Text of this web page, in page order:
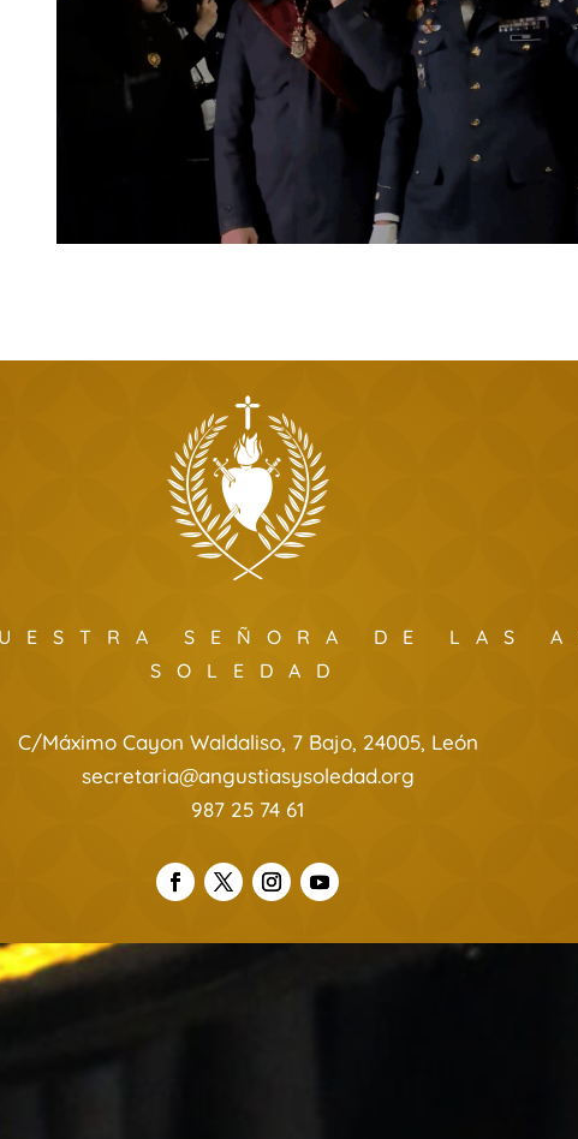
SEÑORA DE LAS
SOLEDAD
C/Máximo Cayon Waldaliso, 7 Bajo, 24005, León
secretaria@angustiasysoledad.org
987 25 74 61